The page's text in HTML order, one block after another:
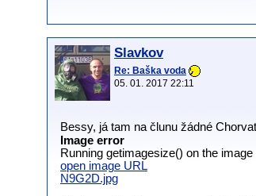
Slavkov
Re: Baška voda
05. 01. 2017 22:11
Bessy, já tam na člunu žádné
Image error
Running getimagesize() on the image
open image URL
N9G2D.jpg